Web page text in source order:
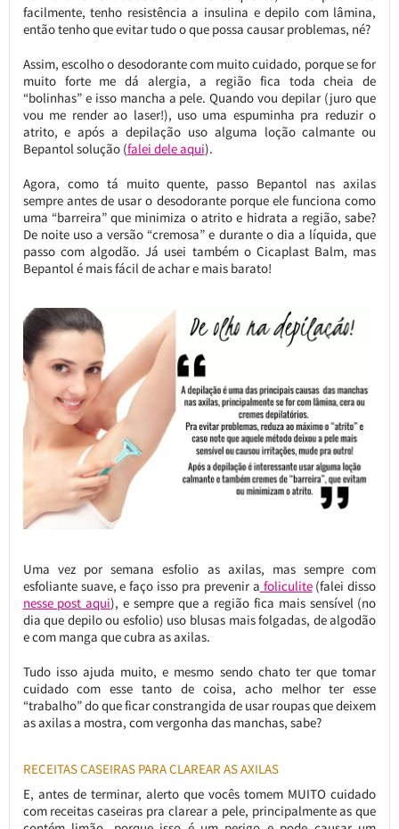
facilmente, tenho resistência a insulina e depilo com lâmina,
então tenho que evitar tudo o que possa causar problemas, né?
Assim, escolho o desodorante com muito cuidado, porque se for
muito forte me dá alergia, a região fica toda cheia de
“bolinhas” e isso mancha a pele. Quando vou depilar (juro que
vou me render ao laser!), uso uma espuminha pra reduzir o
atrito, e após a depilação uso alguma loção calmante ou
Bepantol solução (falei dele aqui).
Agora, como tá muito quente, passo Bepantol nas axilas
sempre antes de usar o desodorante porque ele funciona como
uma “barreira” que minimiza o atrito e hidrata a região, sabe?
De noite uso a versão “cremosa” e durante o dia a líquida, que
passo com algodão. Já usei também o Cicaplast Balm, mas
Bepantol é mais fácil de achar e mais barato!
Uma vez por semana esfolio as axilas, mas sempre com
esfoliante suave, e faço isso pra prevenir a foliculite(falei disso
nesse post aqui), e sempre que a região fica mais sensível (no
dia que depilo ou esfolio) uso blusas mais folgadas, de algodão
e com manga que cubra as axilas.
Tudo isso ajuda muito, e mesmo sendo chato ter que tomar
cuidado com esse tanto de coisa, acho melhor ter esse
“trabalho” do que ficar constrangida de usar roupas que deixem
as axilas a mostra, com vergonha das manchas, sabe?
RECEITAS CASEIRAS PARA CLAREAR AS AXILAS
E, antes de terminar, alerto que vocês tomem MUITO cuidado
com receitas caseiras pra clarear a pele, principalmente as que